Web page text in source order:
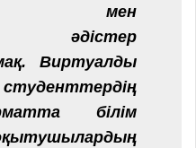
мен
әдістер
Виртуалды
білім